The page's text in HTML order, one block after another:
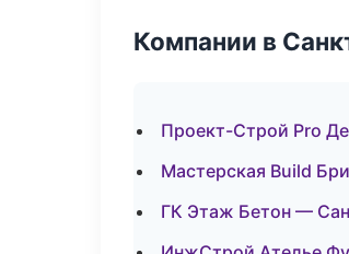
Компании в
Проект-Строй Pro
Мастерская Build
ГК Этаж Бетон —